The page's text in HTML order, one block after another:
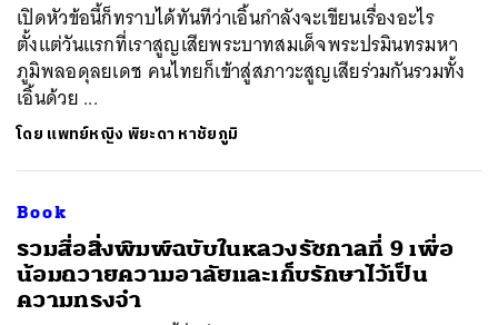
เปิดหัวข้อนี้ก็ทราบได้ทันทีว่าเอิ้นกำลังจะเขียนเรื่องอะไร
ตั้งแต่วันแรกที่เราสูญเสียพระบาทสมเด็จพระปรมินทรมหา
ภูมิพลอดุลยเดช คนไทยก็เข้าสู่สภาวะสูญเสียร่วมกันรวมทั้ง
เอิ้นด้วย ...
โดย แพทย์หญิง พิยะดา หาชัยภูมิ
Book
รวมสื่อสิ่งพิมพ์ฉบับในหลวงรัชกาลที่ 9 เพื่อ
น้อมถวายความอาลัยและเก็บรักษาไว้เป็น
ความทรงจำ